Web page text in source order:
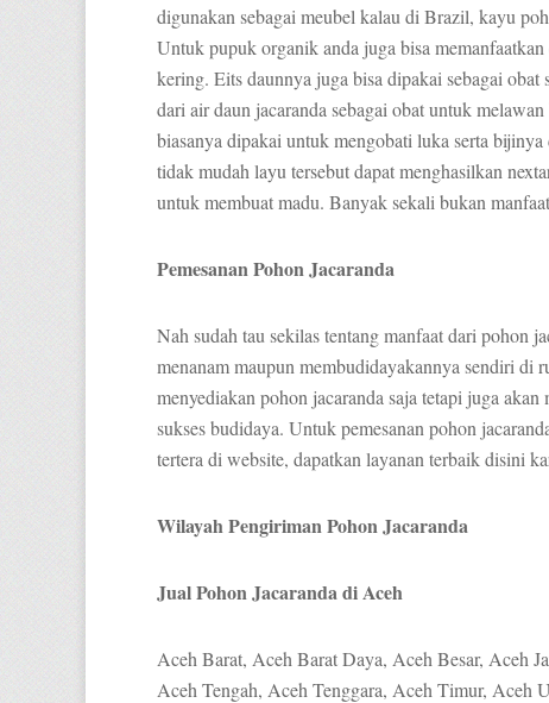
digunakan sebagai meubel kalau di Brazil, kayu
Untuk pupuk organik anda juga bisa
kering. Eits daunnya juga bisa dipakai sebagai
dari air daun jacaranda sebagai obat untuk
biasanya dipakai untuk mengobati luka serta
tidak mudah layu tersebut dapat menghasilkan
untuk membuat madu. Banyak sekali bukan
Pemesanan Pohon Jacaranda
Nah sudah tau sekilas tentang manfaat dari pohon
menanam maupun membudidayakannya sendiri di
menyediakan pohon jacaranda saja tetapi juga
sukses budidaya. Untuk pemesanan pohon
tertera di website, dapatkan layanan terbaik disini
Wilayah Pengiriman Pohon Jacaranda
Jual Pohon Jacaranda di Aceh
Aceh Barat, Aceh Barat Daya, Aceh Besar, Aceh
Aceh Tengah, Aceh Tenggara, Aceh Timur, Aceh